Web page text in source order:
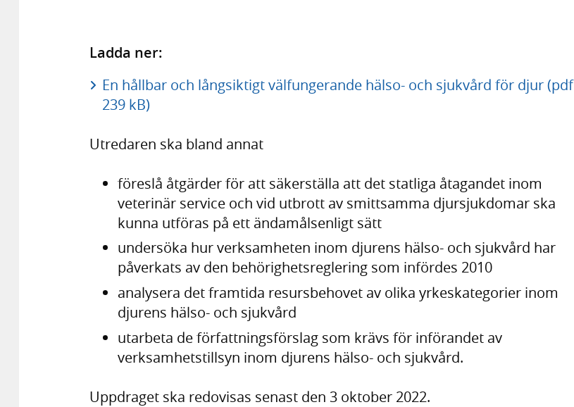
Ladda ner:
En hållbar och långsiktigt välfungerande hälso- och sjukvård för djur (pdf
239 kB)
Utredaren ska bland annat
föreslå åtgärder för att säkerställa att det statliga åtagandet inom
veterinär service och vid utbrott av smittsamma djursjukdomar ska
kunna utföras på ett ändamålsenligt sätt
undersöka hur verksamheten inom djurens hälso- och sjukvård har
påverkats av den behörighetsreglering som infördes 2010
analysera det framtida resursbehovet av olika yrkeskategorier inom
djurens hälso- och sjukvård
utarbeta de författningsförslag som krävs för införandet av
verksamhetstillsyn inom djurens hälso- och sjukvård.
Uppdraget ska redovisas senast den 3 oktober 2022.